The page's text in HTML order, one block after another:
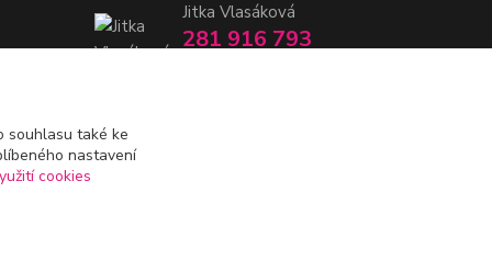
Jitka Vlasáková
281 916 793
souhlasu také ke
nastavení
cookies